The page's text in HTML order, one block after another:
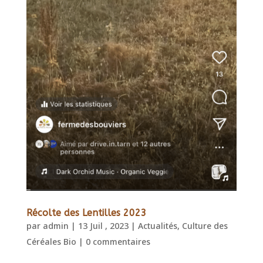
Récolte des Lentilles 2023
par admin | 13 Juil , 2023| Actualités, Culture des
Céréales Bio | 0 commentaires